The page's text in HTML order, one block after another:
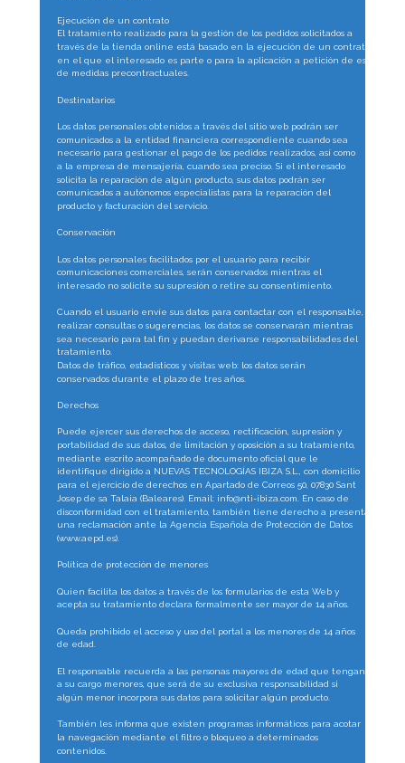
Ejecución de un contrato
El tratamiento realizado para la gestión de los pedidos solicitados a
través de la tienda online está basado en la ejecución de un contrato
en el que el interesado es parte o para la aplicación a petición de este
de medidas precontractuales.
Destinatarios
Los datos personales obtenidos a través del sitio web podrán ser
comunicados a la entidad financiera correspondiente cuando sea
necesario para gestionar el pago de los pedidos realizados, así como
a la empresa de mensajería, cuando sea preciso. Si el interesado
solicita la reparación de algún producto, sus datos podrán ser
comunicados a autónomos especialistas para la reparación del
producto y facturación del servicio.
Conservación
Los datos personales facilitados por el usuario para recibir
comunicaciones comerciales, serán conservados mientras el
interesado no solicite su supresión o retire su consentimiento.
Cuando el usuario envíe sus datos para contactar con el responsable,
realizar consultas o sugerencias, los datos se conservarán mientras
sea necesario para tal fin y puedan derivarse responsabilidades del
tratamiento.
Datos de tráfico, estadísticos y visitas web: los datos serán
conservados durante el plazo de tres años.
Derechos
Puede ejercer sus derechos de acceso, rectificación, supresión y
portabilidad de sus datos, de limitación y oposición a su tratamiento,
mediante escrito acompañado de documento oficial que le
identifique dirigido a NUEVAS TECNOLOGÍAS IBIZA S.L., con domicilio
para el ejercicio de derechos en Apartado de Correos 50, 07830 Sant
Josep de sa Talaia (Baleares). Email: info@nti-ibiza.com. En caso de
disconformidad con el tratamiento, también tiene derecho a presentar
una reclamación ante la Agencia Española de Protección de Datos
(www.aepd.es).
Política de protección de menores
Quien facilita los datos a través de los formularios de esta Web y
acepta su tratamiento declara formalmente ser mayor de 14 años.
Queda prohibido el acceso y uso del portal a los menores de 14 años
de edad.
El responsable recuerda a las personas mayores de edad que tengan
a su cargo menores, que será de su exclusiva responsabilidad si
algún menor incorpora sus datos para solicitar algún producto.
También les informa que existen programas informáticos para acotar
la navegación mediante el filtro o bloqueo a determinados
contenidos.